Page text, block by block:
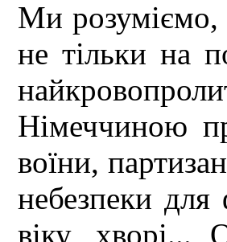
Ми розуміємо,
не тільки на
Німеччиною
воїни,
небезпеки
віку, хворі...